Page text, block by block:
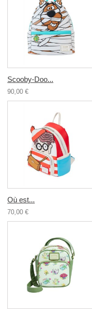
Scooby-Doo...
90,00 €
Où est...
70,00 €